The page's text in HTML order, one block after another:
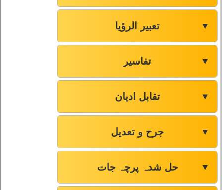
تعبیر الرؤیا ▼
تفاسیر ▼
تقابل ادیان ▼
جرح و تعدیل ▼
حل شدہ پرچہ جات ▼